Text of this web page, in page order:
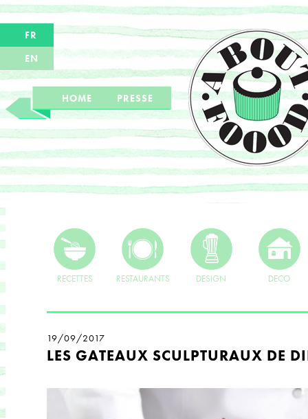
FR
EN
HOME PRESSE
RECETTES RESTAURANTS DESIGN DECO
19/09/2017
LES GATEAUX SCULPTURAUX DE